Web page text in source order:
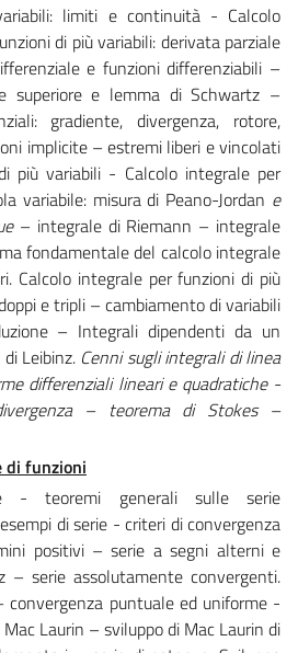
limiti e continuità - Calcolo
di più variabili: derivata parziale
e funzioni differenziabili –
superiore e lemma di Schwartz –
gradiente, divergenza, rotore,
implicite – estremi liberi e vincolati
più variabili - Calcolo integrale per
variabile: misura di Peano-Jordan e
– integrale di Riemann – integrale
fondamentale del calcolo integrale
Calcolo integrale per funzioni di più
e tripli – cambiamento di variabili
– Integrali dipendenti da un
Leibinz. Cenni sugli integrali di linea
differenziali lineari e quadratiche -
– teorema di Stokes –
di funzioni
- teoremi generali sulle serie
di serie - criteri di convergenza
positivi – serie a segni alterni e
– serie assolutamente convergenti.
convergenza puntuale ed uniforme -
Laurin – sviluppo di Mac Laurin di